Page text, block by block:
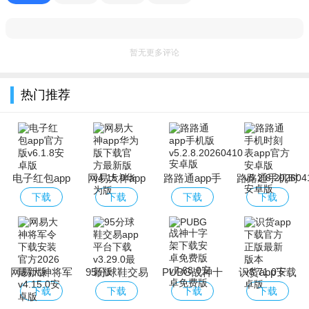
暂无更多评论
热门推荐
电子红包app
官方版
下载
网易大神app
华为版下载官
方最新版
下载
路路通app手
机版
下载
路路通手机时
刻表app官方
安卓版
下载
网易大神将军
令下载安装官
下载
95分球鞋交易
app平台下载
下载
PUBG战神十
字架下载安卓
下载
识货app下载
官方正版最新
下载